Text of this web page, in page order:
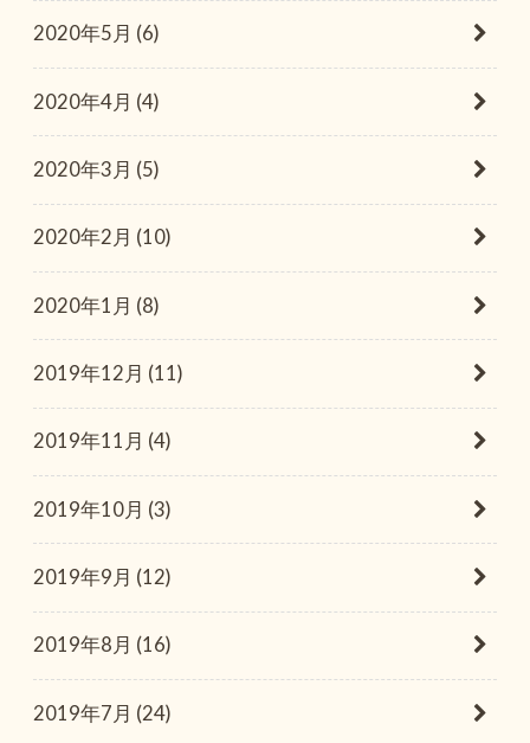
2020年5月 (6)
2020年4月 (4)
2020年3月 (5)
2020年2月 (10)
2020年1月 (8)
2019年12月 (11)
2019年11月 (4)
2019年10月 (3)
2019年9月 (12)
2019年8月 (16)
2019年7月 (24)